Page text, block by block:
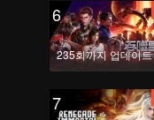
6
235회까지 업데이트
7